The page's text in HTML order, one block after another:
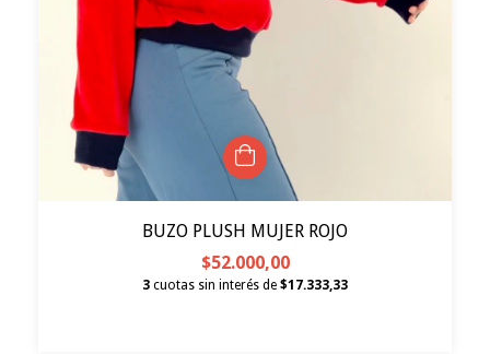
BUZO PLUSH MUJER ROJO
$52.000,00
3 cuotas sin interés de $17.333,33